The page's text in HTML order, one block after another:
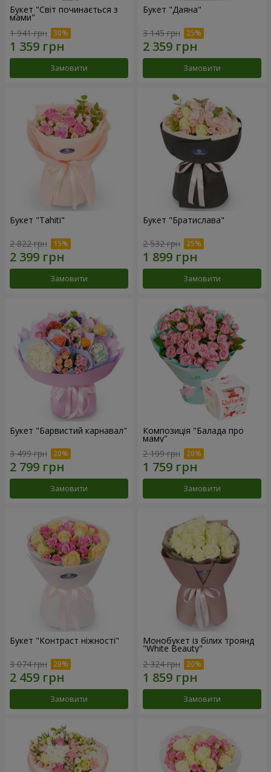
Букет "Світ починається з
мами"
1 941 грн
Замовити
Букет "Даяна"
3 145 грн
Замовити
Букет "Tahiti"
2 822 грн
Замовити
Букет "Братислава"
2 532 грн
Замовити
Букет "Барвистий карнавал"
3 499 грн
Замовити
Композиція "Балада про
маму"
2 199 грн
Замовити
Букет "Контраст ніжності"
3 074 грн
Замовити
Монобукет із білих троянд
"White Beauty"
2 324 грн
Замовити